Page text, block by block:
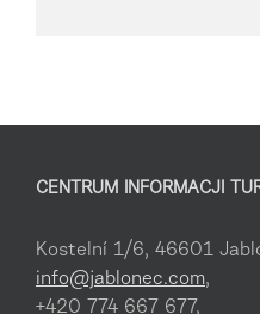
CENTRUM INFORMACJI
Kostelní 1/6, 46601
info@jablonec.com,
+420 774 667 677,